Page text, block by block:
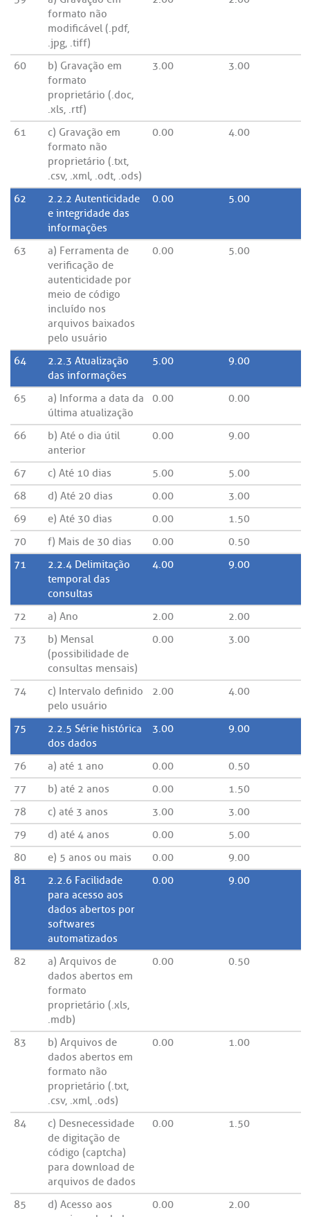
formato não
modificável (.pdf,
.jpg, .tiff)
60
b) Gravação em
formato
proprietário (.doc,
.xls, .rtf)
3.00 3.00
61
c) Gravação em
formato não
proprietário (.txt,
.csv, .xml, .odt, .ods)
0.00 4.00
62
2.2.2 Autenticidade
e integridade das
informações
0.00 5.00
63
a) Ferramenta de
verificação de
autenticidade por
meio de código
incluído nos
arquivos baixados
pelo usuário
0.00 5.00
64
2.2.3 Atualização
das informações
5.00 9.00
65
a) Informa a data da
última atualização
0.00 0.00
66
b) Até o dia útil
anterior
0.00 9.00
67 c) Até 10 dias 5.00
5.00
68
d) Até 20 dias 0.00
3.00
69
e) Até 30 dias 0.00
1.50
70
f) Mais de 30 dias 0.00
0.50
71
2.2.4 Delimitação
temporal das
consultas
4.00 9.00
72 a) Ano 2.00
2.00
73
b) Mensal
(possibilidade de
consultas mensais)
0.00 3.00
74
c) Intervalo definido
pelo usuário
2.00 4.00
75
2.2.5 Série histórica
dos dados
3.00 9.00
76 a) até 1 ano 0.00
0.50
77
b) até 2 anos 0.00
1.50
78
c) até 3 anos 3.00
3.00
79
d) até 4 anos 0.00
5.00
80
e) 5 anos ou mais 0.00
9.00
81
2.2.6 Facilidade
para acesso aos
dados abertos por
softwares
automatizados
0.00 9.00
82
a) Arquivos de
dados abertos em
formato
proprietário (.xls,
.mdb)
0.00 0.50
83
b) Arquivos de
dados abertos em
formato não
proprietário (.txt,
.csv, .xml, .ods)
0.00 1.00
84
c) Desnecessidade
de digitação de
código (captcha)
para download de
arquivos de dados
0.00 1.50
85
d) Acesso aos
0.00 2.00